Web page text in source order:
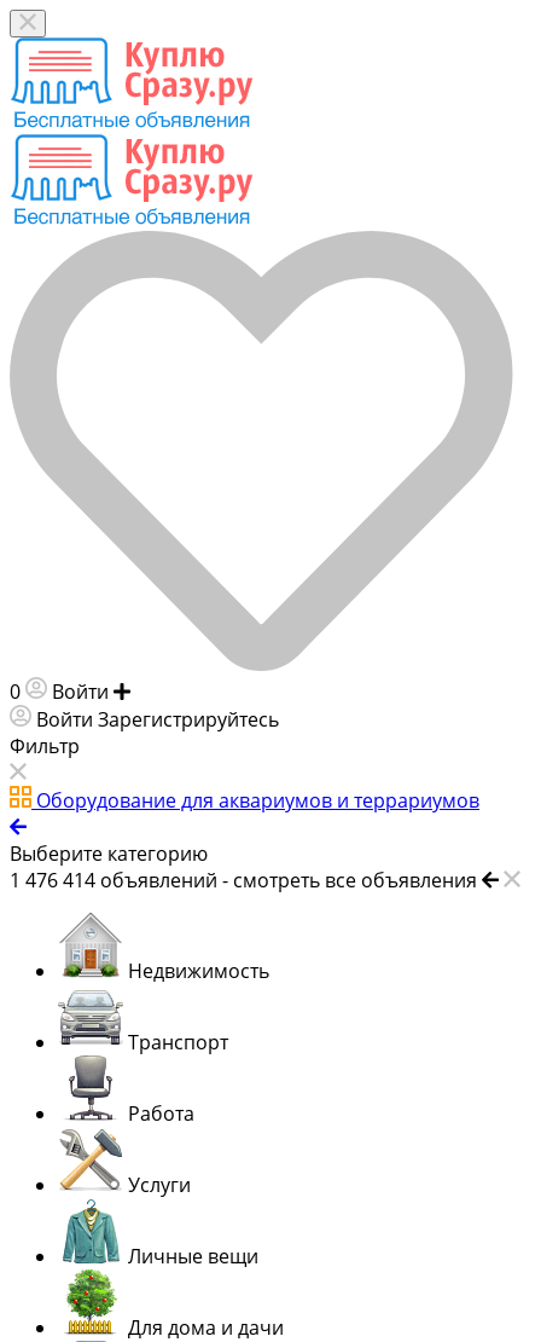
0 Войти
Войти Зарегистрируйтесь
Фильтр
Оборудование для аквариумов и террариумов
Выберите категорию
1 476 414 объявлений - смотреть все объявления
Недвижимость
Транспорт
Работа
Услуги
Личные вещи
Для дома и дачи